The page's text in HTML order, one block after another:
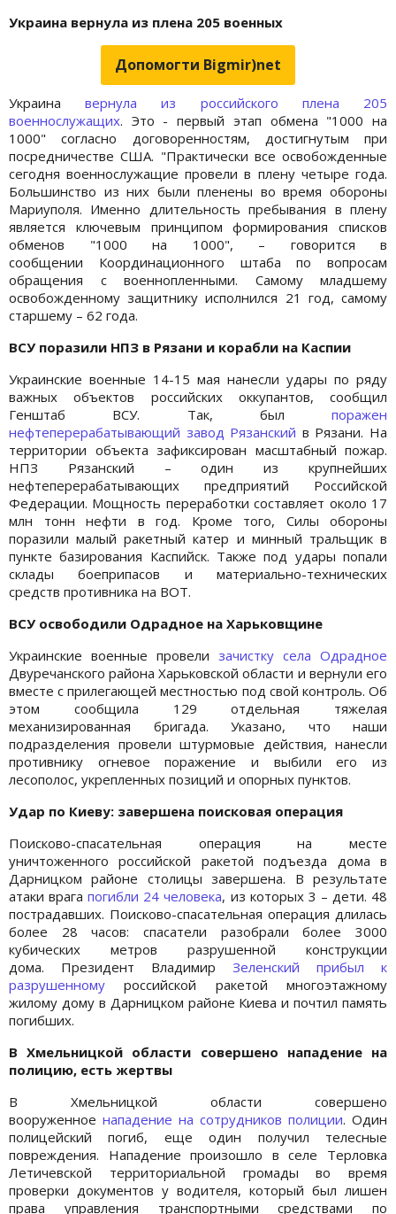
Украина вернула из плена 205 военных
Допомогти Bigmir)net
Украинавернула из российского плена 205
военнослужащих. Это - первый этап обмена "1000 на
1000" согласно договоренностям, достигнутым при
посредничестве США. "Практически все освобожденные
сегодня военнослужащие провели в плену четыре года.
Большинство из них были пленены во время обороны
Мариуполя. Именно длительность пребывания в плену
является ключевым принципом формирования списков
обменов "1000 на 1000", – говорится в
сообщении Координационного штаба по вопросам
обращения с военнопленными. Самому младшему
освобожденному защитнику исполнился 21 год, самому
старшему – 62 года.
ВСУ поразили НПЗ в Рязани и корабли на Каспии
Украинские военные 14-15 мая нанесли удары по ряду
важных объектов российских оккупантов, сообщил
Генштаб ВСУ. Так, был поражен
нефтеперерабатывающий завод Рязанский в Рязани. На
территории объекта зафиксирован масштабный пожар.
НПЗ Рязанский – один из крупнейших
нефтеперерабатывающих предприятий Российской
Федерации. Мощность переработки составляет около 17
млн тонн нефти в год. Кроме того, Силы обороны
поразили малый ракетный катер и минный тральщик в
пункте базирования Каспийск. Также под удары попали
склады боеприпасов и материально-технических
средств противника на ВОТ.
ВСУ освободили Одрадное на Харьковщине
Украинские военные провели зачистку села Одрадное
Двуречанского района Харьковской области и вернули его
вместе с прилегающей местностью под свой контроль. Об
этом сообщила 129 отдельная тяжелая
механизированная бригада. Указано, что наши
подразделения провели штурмовые действия, нанесли
противнику огневое поражение и выбили его из
лесополос, укрепленных позиций и опорных пунктов.
Удар по Киеву: завершена поисковая операция
Поисково-спасательная операция на месте
уничтоженного российской ракетой подъезда дома в
Дарницком районе столицы завершена. В результате
атаки врагапогибли 24 человека, из которых 3 – дети. 48
пострадавших. Поисково-спасательная операция длилась
более 28 часов: спасатели разобрали более 3000
кубических метров разрушенной конструкции
дома. Президент Владимир Зеленский прибыл к
разрушенномуроссийской ракетой многоэтажному
жилому дому в Дарницком районе Киева и почтил память
погибших.
В Хмельницкой области совершено нападение на
полицию, есть жертвы
В Хмельницкой области совершено
вооруженное нападение на сотрудников полиции. Один
полицейский погиб, еще один получил телесные
повреждения. Нападение произошло в селе Терловка
Летичевской территориальной громады во время
проверки документов у водителя, который был лишен
права управления транспортными средствами по